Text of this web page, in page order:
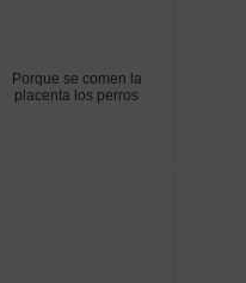
Porque se comen la
placenta los perros